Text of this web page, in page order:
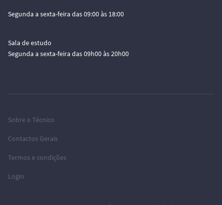
Segunda a sexta-feira das 09:00 às 18:00
Sala de estudo
Segunda a sexta-feira das 09h00 às 20h00
Sobre o Técnico
Contactos Gerais
Termos e condições
Login